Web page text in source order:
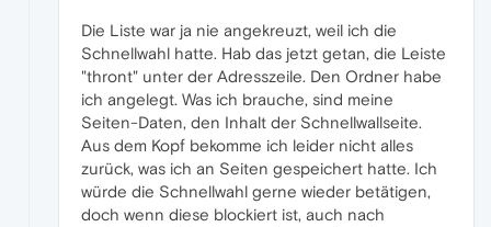
Die Liste war ja nie angekreuzt, weil ich die
Schnellwahl hatte. Hab das jetzt getan, die Leiste
"thront" unter der Adresszeile. Den Ordner habe
ich angelegt. Was ich brauche, sind meine
Seiten-Daten, den Inhalt der Schnellwallseite.
Aus dem Kopf bekomme ich leider nicht alles
zurück, was ich an Seiten gespeichert hatte. Ich
würde die Schnellwahl gerne wieder betätigen,
doch wenn diese blockiert ist, auch nach